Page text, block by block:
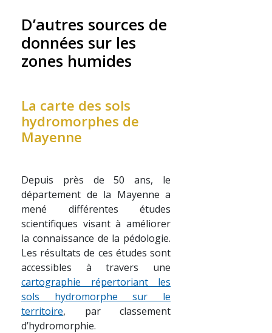
D’autres sources de
données sur les
zones humides
La carte des sols
hydromorphes de
Mayenne
Depuis près de 50 ans, le
département de la Mayenne a
mené différentes études
scientifiques visant à améliorer
la connaissance de la pédologie.
Les résultats de ces études sont
accessibles à travers une
cartographie répertoriant les
sols hydromorphe sur le
territoire, par classement
d’hydromorphie.